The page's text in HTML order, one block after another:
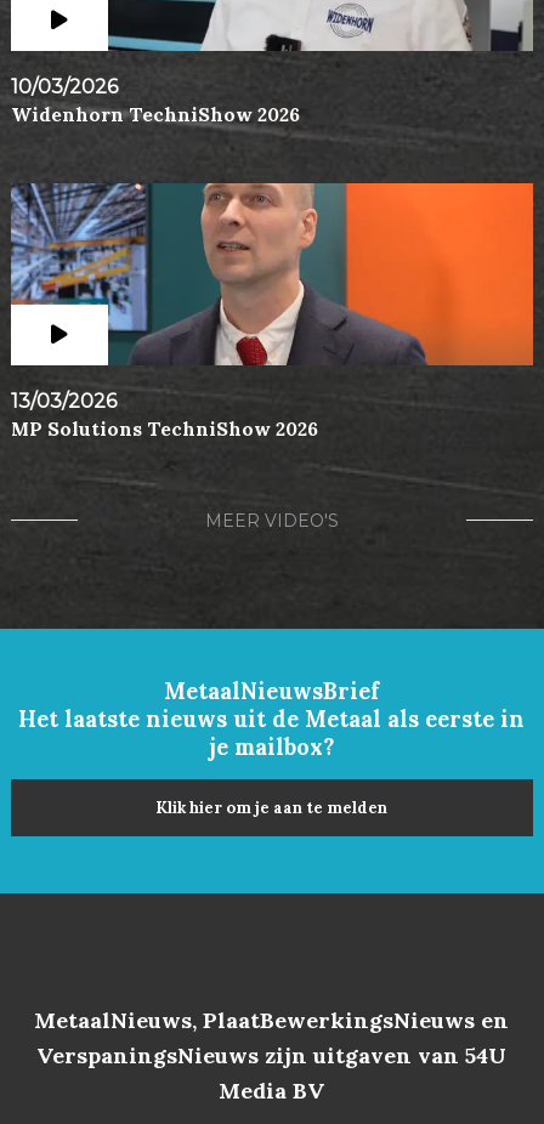
10/03/2026
Widenhorn TechniShow 2026
13/03/2026
MP Solutions TechniShow 2026
MEER VIDEO'S
MetaalNieuwsBrief
Het laatste nieuws uit de Metaal als eerste in
je mailbox?
Klik hier om je aan te melden
MetaalNieuws, PlaatBewerkingsNieuws en
VerspaningsNieuws zijn uitgaven van 54U
Media BV